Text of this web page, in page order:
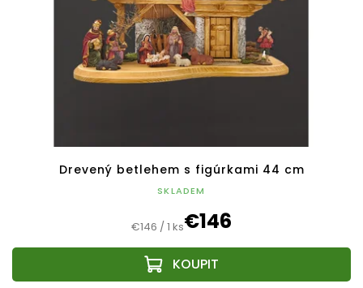
Drevený betlehem s figúrkami 44 cm
SKLADEM
€146
Jednotková
€146 / 1 ks